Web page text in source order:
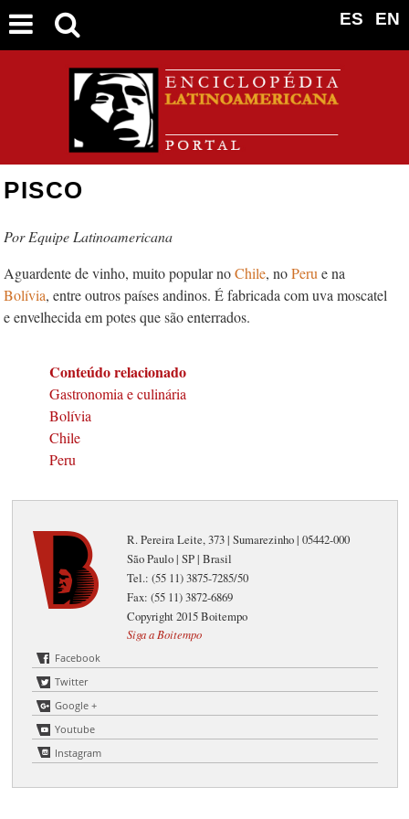
EN
ES
PISCO
Equipe Latinoamericana
Aguardente de vinho, muito popular noChile, noPeru e na
Bolívia, entre outros países andinos. É fabricada com uva moscatel
e envelhecida em potes que são enterrados.
Conteúdo relacionado
Gastronomia e culinária
Bolívia
Chile
Peru
R. Pereira Leite, 373 | Sumarezinho | 05442-000
São Paulo | SP | Brasil
Tel.: (55 11) 3875-7285/50
Fax: (55 11) 3872-6869
Copyright 2015 Boitempo
Siga a Boitempo
Facebook
Twitter
Google +
Youtube
Instagram